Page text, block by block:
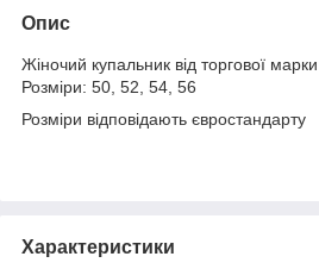
Опис
Жіночий купальник від торгової
Розміри: 50, 52, 54, 56
Розміри відповідають євростандарту
Характеристики